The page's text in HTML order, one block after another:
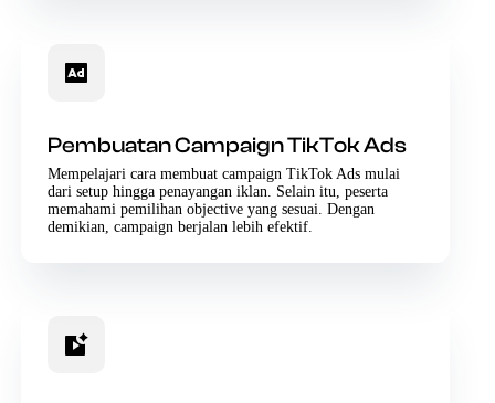
Pembuatan Campaign TikTok Ads
Mempelajari cara membuat campaign TikTok Ads mulai
dari setup hingga penayangan iklan. Selain itu, peserta
memahami pemilihan objective yang sesuai. Dengan
demikian, campaign berjalan lebih efektif.